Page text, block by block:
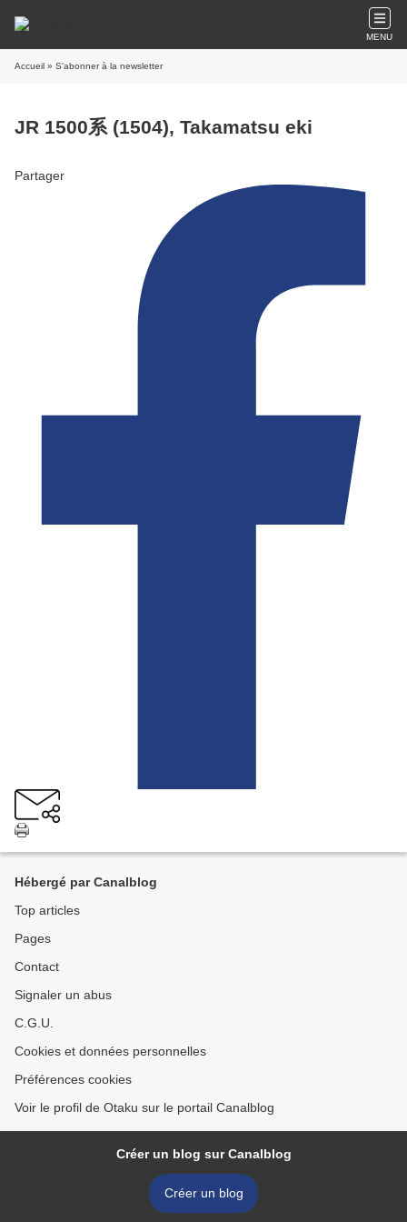
MENU
Accueil » S'abonner à la newsletter
JR 1500系 (1504), Takamatsu eki
Partager
Hébergé par Canalblog
Top articles
Pages
Contact
Signaler un abus
C.G.U.
Cookies et données personnelles
Préférences cookies
Voir le profil de Otaku sur le portail Canalblog
Créer un blog sur Canalblog
Créer un blog